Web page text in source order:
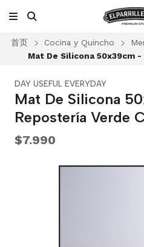
首页 Cocina y Quincho
Mat De Silicona 50x39cm
DAY USEFUL EVERYDAY
Mat De Silicona
Repostería Verde
$7.990